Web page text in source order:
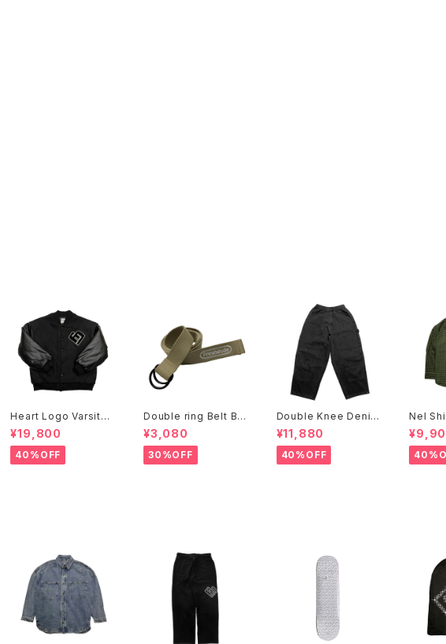
Heart Logo Varsity
Jacket
¥19,800
40%OFF
Double ring Belt Bei
ge
¥3,080
30%OFF
Double Knee Denim
Painter Pants Black
¥11,880
40%OFF
Nel